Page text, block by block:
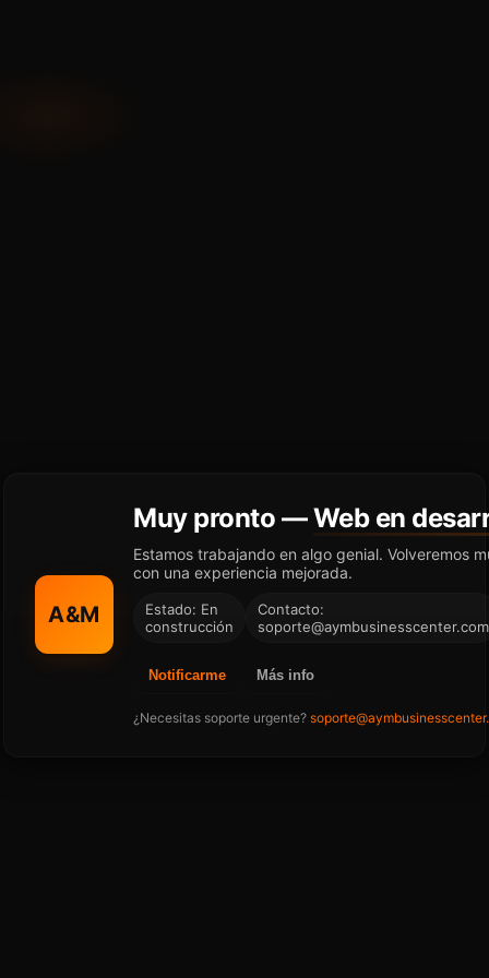
A&M
Muy pronto —Web en
Estamos trabajando en algo genial. Volveremos
con una experiencia mejorada.
Estado: En
construcción
Contacto:
soporte@aymbusinesscenter.com
Notificarme Más info
¿Necesitas soporte urgente?